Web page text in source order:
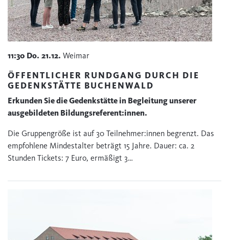
11:30 Do. 21.12. Weimar
ÖFFENTLICHER RUNDGANG DURCH DIE
GEDENKSTÄTTE BUCHENWALD
Erkunden Sie die Gedenkstätte in Begleitung unserer
ausgebildeten Bildungsreferent:innen.
Die Gruppengröße ist auf 30 Teilnehmer:innen begrenzt. Das
empfohlene Mindestalter beträgt 15 Jahre. Dauer: ca. 2
Stunden Tickets: 7 Euro, ermäßigt 3…